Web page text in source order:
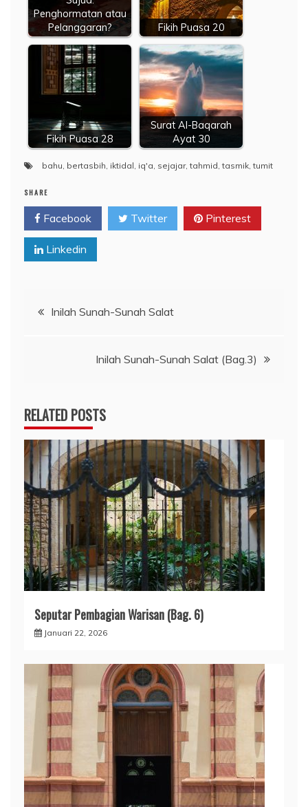
Penghormatan atau
Pelanggaran?
Fikih Puasa 20
Fikih Puasa 28
Surat Al-Baqarah
Ayat 30
bahu, bertasbih, iktidal, iq'a, sejajar,tahmid,tasmik,tumit
SHARE
Facebook Twitter Pinterest
Linkedin
Navigasi
Inilah Sunah-Sunah Salat
Inilah Sunah-Sunah Salat (Bag.3)
RELATED POSTS
Seputar Pembagian Warisan (Bag. 6)
Januari 22, 2026